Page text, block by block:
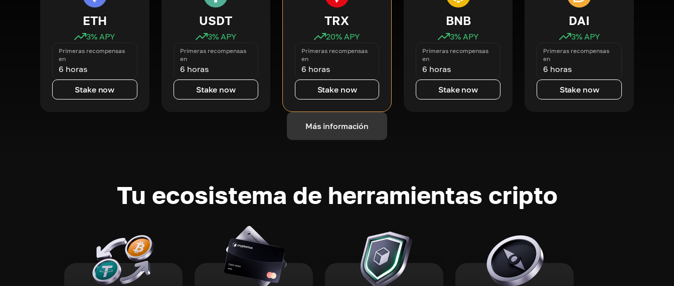
ETH
3% APY
Primeras recompensas
en
6 horas
Stake now
USDT
3% APY
Primeras recompensas
en
6 horas
Stake now
TRX
20% APY
Primeras recompensas
en
6 horas
Stake now
BNB
3% APY
Primeras recompensas
en
6 horas
Stake now
DAI
3% APY
Primeras recompensas
en
6 horas
Stake now
Más información
Tu ecosistema de herramientas cripto